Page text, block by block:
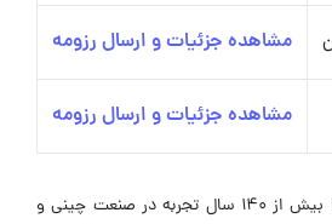
مشاهده جزئیات و ارسال رزومه
مشاهده جزئیات و ارسال رزومه
صنایع چینی زرین ایران با بیش از 140 سال تجربه در صنعت چینی و